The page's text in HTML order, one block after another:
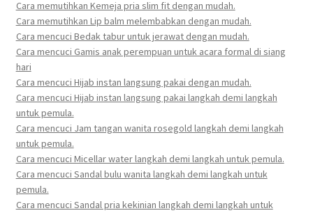
Cara memutihkan Kemeja pria slim fit dengan mudah.
Cara memutihkan Lip balm melembabkan dengan mudah.
Cara mencuci Bedak tabur untuk jerawat dengan mudah.
Cara mencuci Gamis anak perempuan untuk acara formal di siang
hari
Cara mencuci Hijab instan langsung pakai dengan mudah.
Cara mencuci Hijab instan langsung pakai langkah demi langkah
untuk pemula.
Cara mencuci Jam tangan wanita rosegold langkah demi langkah
untuk pemula.
Cara mencuci Micellar water langkah demi langkah untuk pemula.
Cara mencuci Sandal bulu wanita langkah demi langkah untuk
pemula.
Cara mencuci Sandal pria kekinian langkah demi langkah untuk